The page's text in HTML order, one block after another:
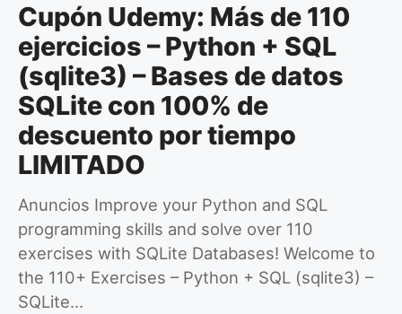
Cupón Udemy: Más de 110
ejercicios – Python + SQL
(sqlite3) – Bases de datos
SQLite con 100% de
descuento por tiempo
LIMITADO
Anuncios Improve your Python and SQL
programming skills and solve over 110
exercises with SQLite Databases! Welcome to
the 110+ Exercises – Python + SQL (sqlite3) –
SQLite…